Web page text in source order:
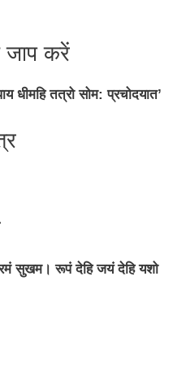
जाप करें
धीमहि तत्रो सोम: प्रचोदयात’
सुखम। रूपं देहि जयं देहि यशो